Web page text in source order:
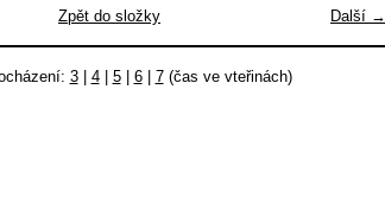
Další →
Zpět do složky
3| 4| 5| 6| 7(čas ve vteřinách)